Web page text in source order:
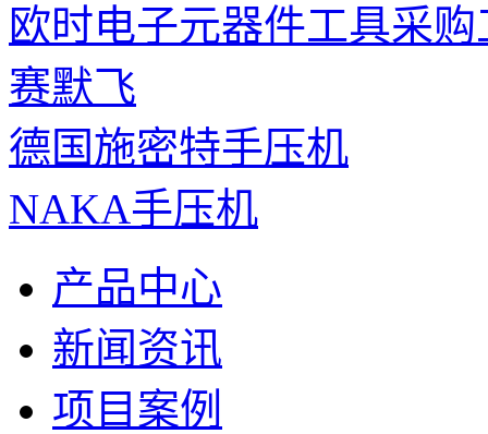
欧时电子元器件工具采购
赛默飞
德国施密特手压机
NAKA手压机
产品中心
新闻资讯
项目案例